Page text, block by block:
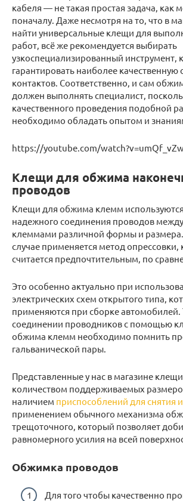
кабеля — не такая простая задача, как
поначалу. Даже несмотря на то, что в
найти универсальные клещи для
работ, всё же рекомендуется выбирать
узкоспециализированный инструмент,
гарантировать наиболее качественную
контактов. Соответственно, и сам
должен выполнять специалист,
качественного проведения подобной
необходимо обладать опытом и
https://youtube.com/
Клещи для обжима
проводов
Клещи для обжима клемм
надежного соединения проводов
клеммами различной формы и
случае применяется метод опрессовки,
считается предпочтительным, по
Это особенно актуально при
электрических схем открытого типа,
применяются при сборке автомобилей.
соединении проводников с помощью
обжима клемм необходимо помнить
гальванической пары.
Представленные у нас в магазине
количеством поддерживаемых
наличием приспособлений для снятия
применением обычного механизма
трещоточного, который позволяет
равномерного усилия на всей
Обжимка проводов
Для того чтобы качественно